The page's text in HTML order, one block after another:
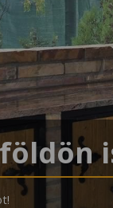
együtt, egy